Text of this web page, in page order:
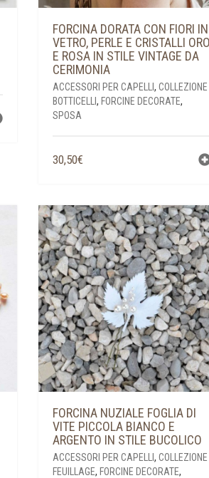
FORCINA DORATA CON FIORI IN
VETRO, PERLE E CRISTALLI ORO
E ROSA IN STILE VINTAGE DA
CERIMONIA
ACCESSORI PER CAPELLI, COLLEZIONE
BOTTICELLI, FORCINE DECORATE,
SPOSA
30,50€
FORCINA NUZIALE FOGLIA DI
VITE PICCOLA BIANCO E
ARGENTO IN STILE BUCOLICO
ACCESSORI PER CAPELLI , COLLEZIONE
FEUILLAGE, FORCINE DECORATE,